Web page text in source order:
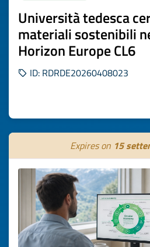
Università tedesca
materiali sostenibili
Horizon Europe CL6
ID: RDRDE20260408023
Expires on 15